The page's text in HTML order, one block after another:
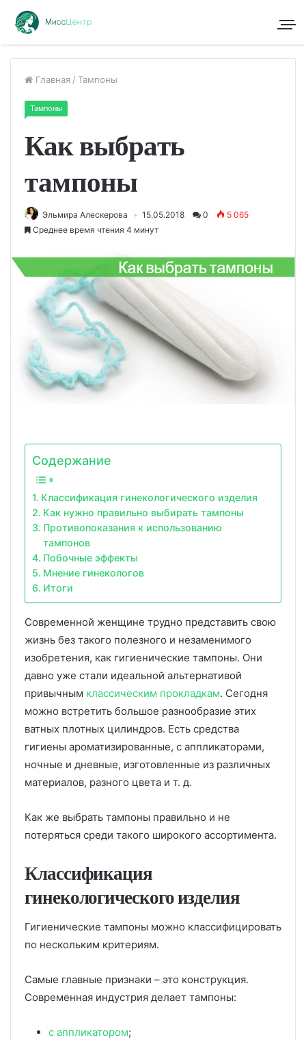
Главная / Тампоны
Тампоны
Как выбрать
тампоны
Эльмира Алескерова 15.05.2018 0
5 065
Среднее время чтения 4 минут
Содержание
Классификация гинекологического изделия
Как нужно правильно выбирать тампоны
Противопоказания к использованию
тампонов
Побочные эффекты
Мнение гинекологов
Итоги
Современной женщине трудно представить свою
жизнь без такого полезного и незаменимого
изобретения, как гигиенические тампоны. Они
давно уже стали идеальной альтернативой
привычным классическим прокладкам. Сегодня
можно встретить большое разнообразие этих
ватных плотных цилиндров. Есть средства
гигиены ароматизированные, с аппликаторами,
ночные и дневные, изготовленные из различных
материалов, разного цвета и т. д.
Как же выбрать тампоны правильно и не
потеряться среди такого широкого ассортимента.
Классификация
гинекологического изделия
Гигиенические тампоны можно классифицировать
по нескольким критериям.
Самые главные признаки – это конструкция.
Современная индустрия делает тампоны:
с аппликатором;